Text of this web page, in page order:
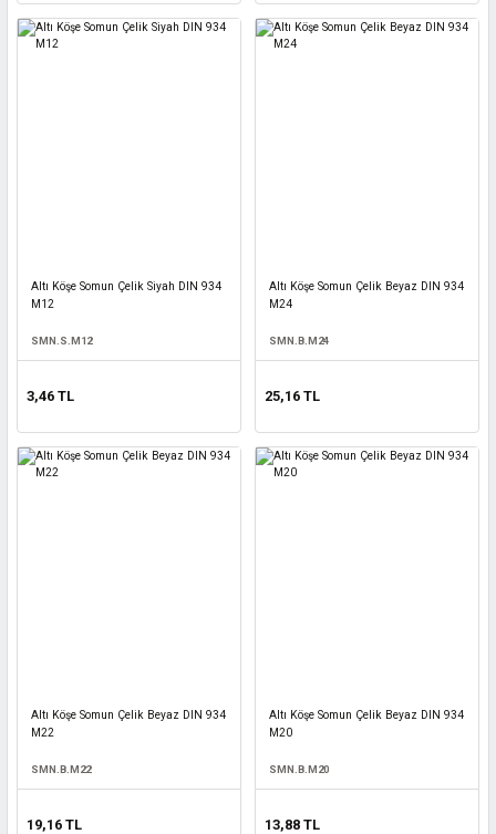
Altı Köşe Somun Çelik Siyah DIN 934
M12
SMN.S.M12
3,46 TL
Altı Köşe Somun Çelik Beyaz DIN 934
M24
SMN.B.M24
25,16 TL
Altı Köşe Somun Çelik Beyaz DIN 934
M22
SMN.B.M22
19,16 TL
Altı Köşe Somun Çelik Beyaz DIN 934
M20
SMN.B.M20
13,88 TL